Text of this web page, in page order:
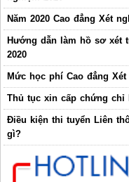
Năm 2020 Cao đẳng Xét
Hướng dẫn làm hồ sơ xét
2020
Mức học phí Cao đẳng
Thủ tục xin cấp chứng chỉ
Điều kiện thi tuyển Liên
gì?